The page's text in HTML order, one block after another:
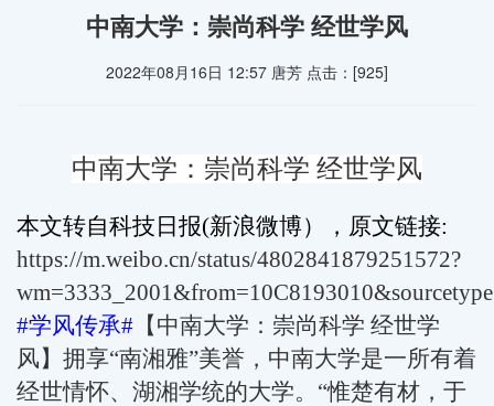
中南大学：崇尚科学 经世学风
2022年08月16日 12:57 唐芳 点击：[925]
中南大学：崇尚科学 经世学风
本文转自科技日报(新浪微博），原文链接:
https://m.weibo.cn/status/4802841879251572?
#学风传承# 【中南大学：崇尚科学 经世学
风】拥享“南湘雅”美誉，中南大学是一所有着
经世情怀、湖湘学统的大学。“惟楚有材，于